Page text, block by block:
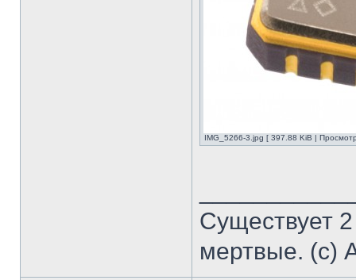
IMG_5266-3.jpg [ 397.88 KiB |
Существует
мертвые. (с)